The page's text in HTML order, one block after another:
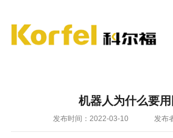
机器人为什么要
发布时间：2022-03-10 发布